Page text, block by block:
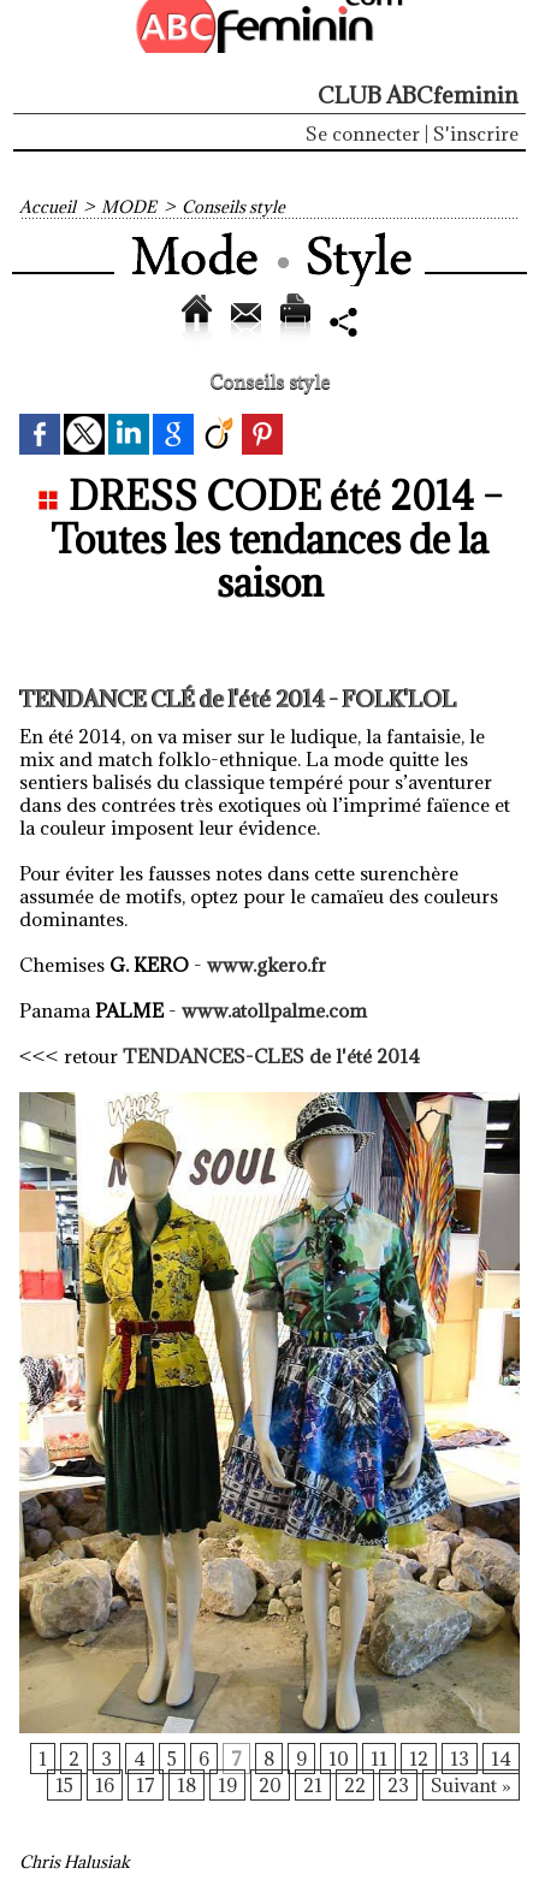
CLUB ABCfeminin
Se connecter S'inscrire
Accueil > MODE > Conseils style
Conseils style
DRESS CODE été 2014 –
Toutes les tendances de la
saison
TENDANCE CLÉ de l'été 2014 - FOLK'LOL
En été 2014, on va miser sur le ludique, la fantaisie, le
mix and match folklo-ethnique. La mode quitte les
sentiers balisés du classique tempéré pour s’aventurer
dans des contrées très exotiques où l’imprimé faïence et
la couleur imposent leur évidence.
Pour éviter les fausses notes dans cette surenchère
assumée de motifs, optez pour le camaïeu des couleurs
dominantes.
Chemises G. KERO - www.gkero.fr
PanamaPALME- www.atollpalme.com
<<< retour TENDANCES-CLES de l'été 2014
1 2 3 4 5 6 7 8 9 10 11 12 13
14
15
16 17 18 19 20 21 22 23 Suivant »
Chris Halusiak